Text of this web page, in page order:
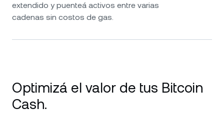
extendido y puenteá activos entre varias
cadenas sin costos de gas.
Optimizá el valor de tus Bitcoin
Cash.